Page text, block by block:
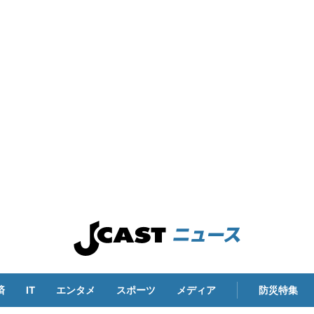
IT エンタメ スポーツ メディア 防災特集